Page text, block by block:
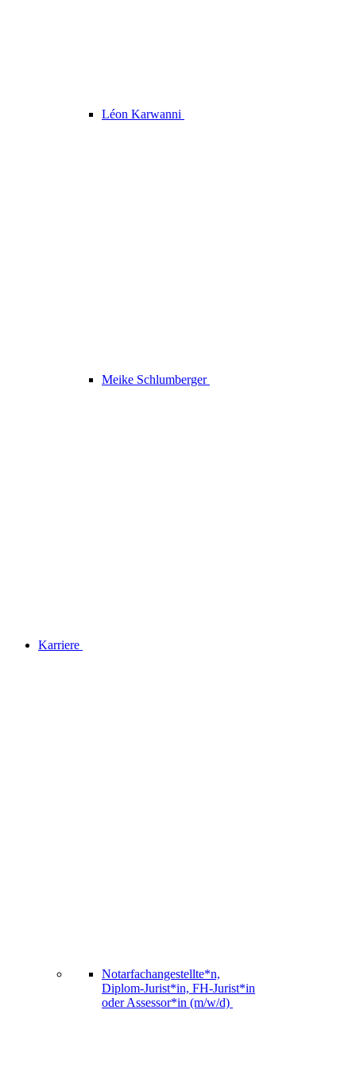
Léon Karwanni
Meike Schlumberger
Karriere
Notarfachangestellte*n,
Diplom-Jurist*in, FH-Jurist*in
oder Assessor*in (m/w/d)